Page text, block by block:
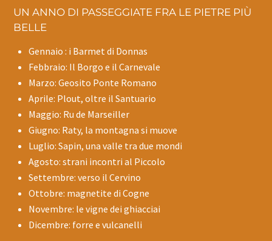
UN ANNO DI PASSEGGIATE FRA LE PIETRE PIÙ
BELLE
Gennaio : i Barmet di Donnas
Febbraio: Il Borgo e il Carnevale
Marzo: Geosito Ponte Romano
Aprile: Plout, oltre il Santuario
Maggio: Ru de Marseiller
Giugno: Raty, la montagna si muove
Luglio: Sapin, una valle tra due mondi
Agosto: strani incontri al Piccolo
Settembre: verso il Cervino
Ottobre: magnetite di Cogne
Novembre: le vigne dei ghiacciai
Dicembre: forre e vulcanelli